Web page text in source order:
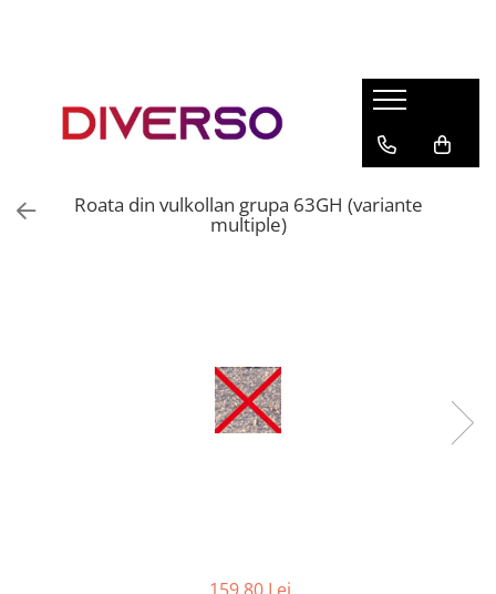
ASA
Roata din vulkollan grupa 63GH (variante
multiple)